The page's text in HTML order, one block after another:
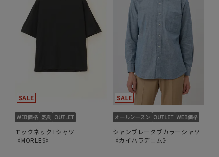
モックネックTシャツ
《MORLES》
シャンブレータブカラーシャツ
《カイハラデニム》